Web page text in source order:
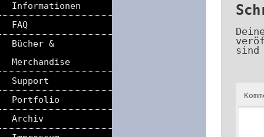
Informationen
FAQ
Bücher &
Merchandise
Support
Portfolio
Archiv